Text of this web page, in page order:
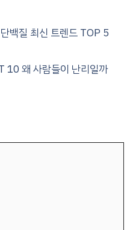
백질 최신 트렌드 TOP 5
10 왜 사람들이 난리일까